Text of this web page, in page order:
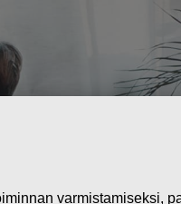
varmistamiseksi,